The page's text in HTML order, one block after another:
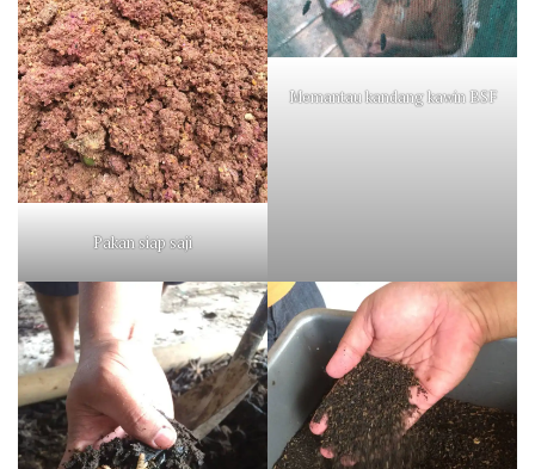
Pakan siap saji
Memantau kandang kawin BSF